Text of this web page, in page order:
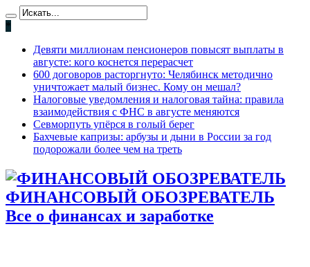
*
Девяти миллионам пенсионеров повысят выплаты в
августе: кого коснется перерасчет
600 договоров расторгнуто: Челябинск методично
уничтожает малый бизнес. Кому он мешал?
Налоговые уведомления и налоговая тайна: правила
взаимодействия с ФНС в августе меняются
Севморпуть упёрся в голый берег
Бахчевые капризы: арбузы и дыни в России за год
подорожали более чем на треть
ФИНАНСОВЫЙ ОБОЗРЕВАТЕЛЬ
Все о финансах и заработке